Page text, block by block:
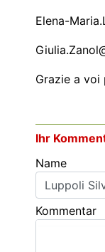
Elena-
Grazie a voi
Ihr
Name
Kommentar